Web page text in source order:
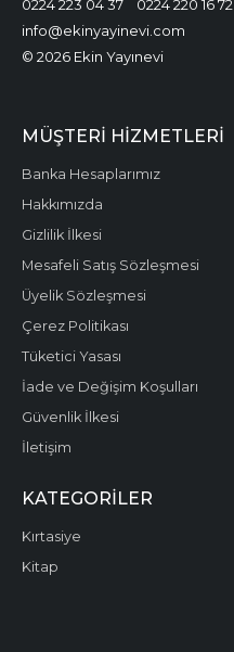
0224 223 04 37
0224 220 16 72
info@ekinyayinevi.com
© 2026 Ekin Yayınevi
MÜŞTERI HIZMETLERI
Banka Hesaplarımız
Hakkımızda
Gizlilik İlkesi
Mesafeli Satış Sözleşmesi
Üyelik Sözleşmesi
Çerez Politikası
Tüketici Yasası
İade ve Değişim Koşulları
Güvenlik İlkesi
İletişim
KATEGORILER
Kırtasiye
Kitap